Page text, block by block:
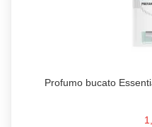
Profumo bucato